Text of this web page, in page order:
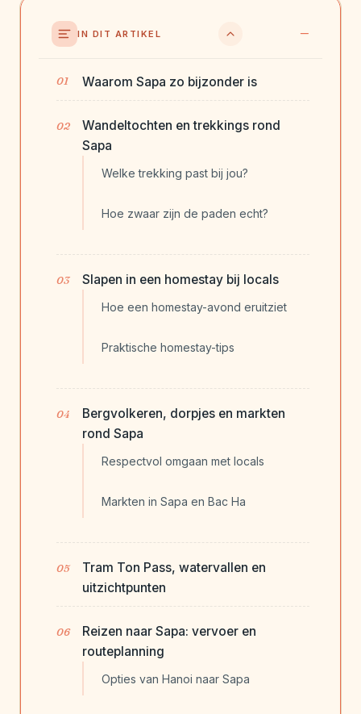
IN DIT ARTIKEL
Waarom Sapa zo bijzonder is
Wandeltochten en trekkings rond
Sapa
Welke trekking past bij jou?
Hoe zwaar zijn de paden echt?
Slapen in een homestay bij locals
Hoe een homestay-avond eruitziet
Praktische homestay-tips
Bergvolkeren, dorpjes en markten
rond Sapa
Respectvol omgaan met locals
Markten in Sapa en Bac Ha
Tram Ton Pass, watervallen en
uitzichtpunten
Reizen naar Sapa: vervoer en
routeplanning
Opties van Hanoi naar Sapa